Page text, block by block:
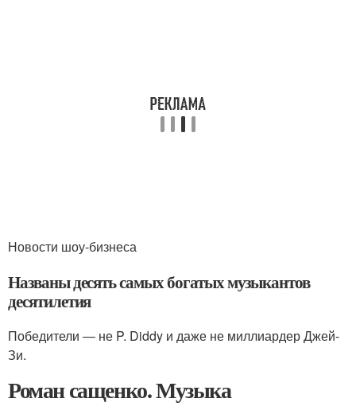
Новости шоу-бизнеса
Названы десять самых богатых музыкантов
десятилетия
Победители ― не P. Diddy и даже не миллиардер Джей-
Зи.
Роман сащенко. Музыка